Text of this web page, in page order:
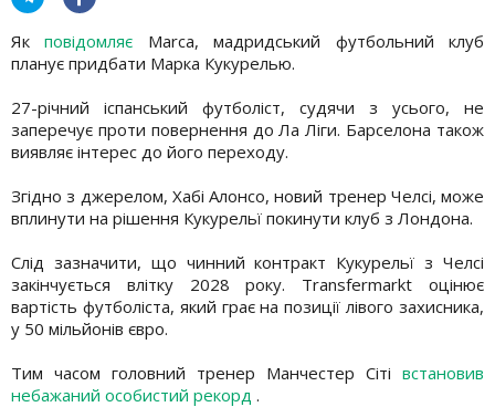
Якповідомляє Marca, мадридський футбольний клуб
планує придбати Марка Кукурелью.
27-річний іспанський футболіст, судячи з усього, не
заперечує проти повернення до Ла Ліги. Барселона також
виявляє інтерес до його переходу.
Згідно з джерелом, Хабі Алонсо, новий тренер Челсі, може
вплинути на рішення Кукурельї покинути клуб з Лондона.
Слід зазначити, що чинний контракт Кукурельї з Челсі
закінчується влітку 2028 року. Transfermarkt оцінює
вартість футболіста, який грає на позиції лівого захисника,
у 50 мільйонів євро.
Тим часом головний тренер Манчестер Сіті встановив
небажаний особистий рекорд .